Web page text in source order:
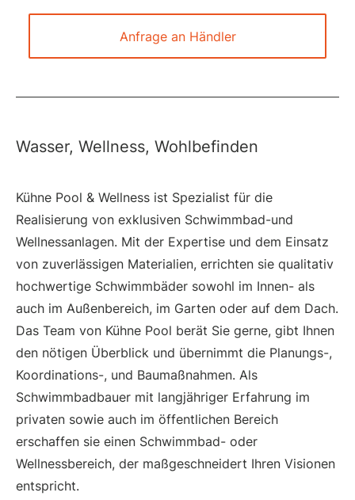
Anfrage an Händler
Wasser, Wellness, Wohlbefinden
Kühne Pool & Wellness ist Spezialist für die
Realisierung von exklusiven Schwimmbad-und
Wellnessanlagen. Mit der Expertise und dem Einsatz
von zuverlässigen Materialien, errichten sie qualitativ
hochwertige Schwimmbäder sowohl im Innen- als
auch im Außenbereich, im Garten oder auf dem Dach.
Das Team von Kühne Pool berät Sie gerne, gibt Ihnen
den nötigen Überblick und übernimmt die Planungs-,
Koordinations-, und Baumaßnahmen. Als
Schwimmbadbauer mit langjähriger Erfahrung im
privaten sowie auch im öffentlichen Bereich
erschaffen sie einen Schwimmbad- oder
Wellnessbereich, der maßgeschneidert Ihren Visionen
entspricht.